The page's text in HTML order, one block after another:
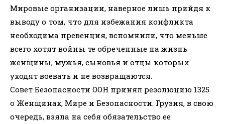
Мировые организации, наверное лишь прийдя к
выводу о том, что для избежания конфликта
необходима превенция, вспомнили, что меньше
всего хотят войны те обреченные на жизнь
женщины, мужья, сыновья и отцы которых
уходят воевать и не возвращаются.
Совет Безопасности ООН принял резолюцию 1325
о Женщинах, Мире и Безопасности. Грузия, в свою
очередь, взяла на себя обязательство ее